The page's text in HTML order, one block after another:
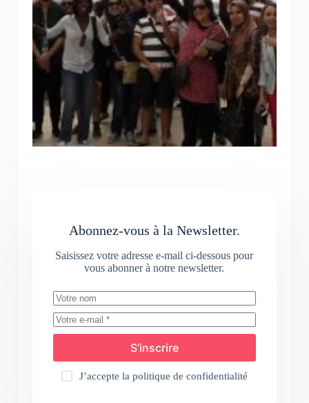
Abonnez-vous à la Newsletter.
Saisissez votre adresse e-mail ci-dessous pour
vous abonner à notre newsletter.
S’inscrire
J’accepte la politique de confidentialité